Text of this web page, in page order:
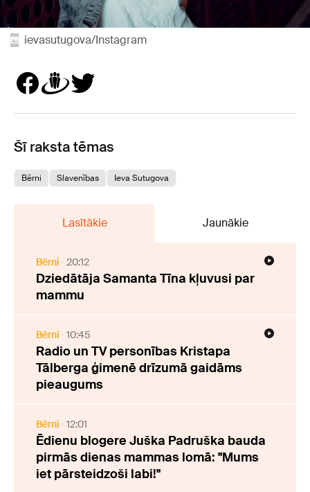
ievasutugova/Instagram
Šī raksta tēmas
Bērni Slavenības Ieva Sutugova
Lasītākie Jaunākie
Bērni 20:12
Dziedātāja Samanta Tīna kļuvusi par
mammu
Bērni 10:45
Radio un TV personības Kristapa
Tālberga ģimenē drīzumā gaidāms
pieaugums
Bērni 12:01
Ēdienu blogere Juška Padruška bauda
pirmās dienas mammas lomā: "Mums
iet pārsteidzoši labi!"